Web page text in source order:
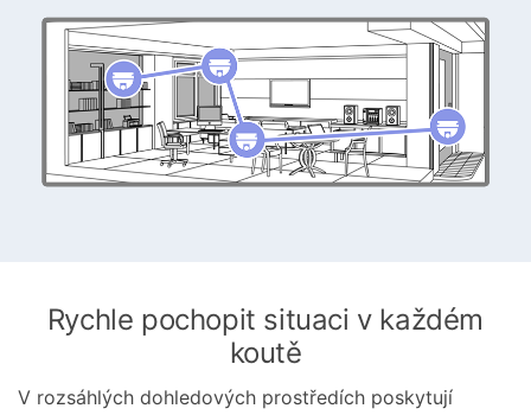
Rychle pochopit situaci v každém
koutě
V rozsáhlých dohledových prostředích poskytují